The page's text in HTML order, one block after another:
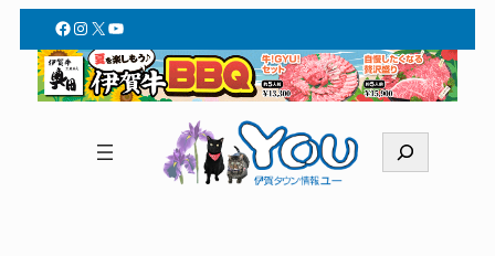
Facebook
Instagram
X YouTube
索